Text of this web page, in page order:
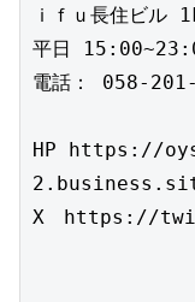
ｉｆｕ長住ビル
平日
電話： 058-
HP https://
X　https://